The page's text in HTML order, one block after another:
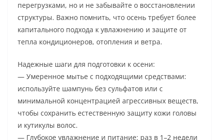
перегрузками, но и не забывайте о восстановлении
структуры. Важно помнить, что осень требует более
капитального подхода к увлажнению и защите от
тепла кондиционеров, отопления и ветра.
Надежные шаги для подготовки к осени:
— Умеренное мытье с подходящими средствами:
используйте шампунь без сульфатов или с
минимальной концентрацией агрессивных веществ,
чтобы сохранить естественную защиту кожи головы
и кутикулы волос.
— Глубокое увлажнение и питание: раз в 1–2 недели